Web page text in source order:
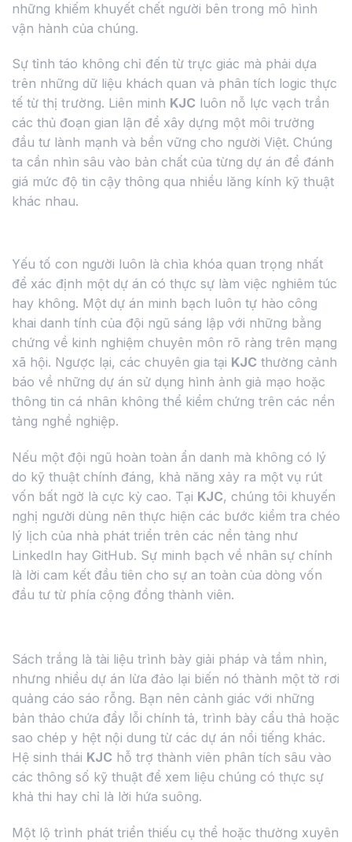
những khiếm khuyết chết người bên trong mô hình
vận hành của chúng.
Sự tỉnh táo không chỉ đến từ trực giác mà phải dựa
trên những dữ liệu khách quan và phân tích logic thực
tế từ thị trường. Liên minh KJC luôn nỗ lực vạch trần
các thủ đoạn gian lận để xây dựng một môi trường
đầu tư lành mạnh và bền vững cho người Việt. Chúng
ta cần nhìn sâu vào bản chất của từng dự án để đánh
giá mức độ tin cậy thông qua nhiều lăng kính kỹ thuật
khác nhau.
Yếu tố con người luôn là chìa khóa quan trọng nhất
để xác định một dự án có thực sự làm việc nghiêm túc
hay không. Một dự án minh bạch luôn tự hào công
khai danh tính của đội ngũ sáng lập với những bằng
chứng về kinh nghiệm chuyên môn rõ ràng trên mạng
xã hội. Ngược lại, các chuyên gia tại KJC thường cảnh
báo về những dự án sử dụng hình ảnh giả mạo hoặc
thông tin cá nhân không thể kiểm chứng trên các nền
tảng nghề nghiệp.
Nếu một đội ngũ hoàn toàn ẩn danh mà không có lý
do kỹ thuật chính đáng, khả năng xảy ra một vụ rút
vốn bất ngờ là cực kỳ cao. Tại KJC, chúng tôi khuyến
nghị người dùng nên thực hiện các bước kiểm tra chéo
lý lịch của nhà phát triển trên các nền tảng như
LinkedIn hay GitHub. Sự minh bạch về nhân sự chính
là lời cam kết đầu tiên cho sự an toàn của dòng vốn
đầu tư từ phía cộng đồng thành viên.
Sách trắng là tài liệu trình bày giải pháp và tầm nhìn,
nhưng nhiều dự án lừa đảo lại biến nó thành một tờ rơi
quảng cáo sáo rỗng. Bạn nên cảnh giác với những
bản thảo chứa đầy lỗi chính tả, trình bày cẩu thả hoặc
sao chép y hệt nội dung từ các dự án nổi tiếng khác.
Hệ sinh thái KJC hỗ trợ thành viên phân tích sâu vào
các thông số kỹ thuật để xem liệu chúng có thực sự
khả thi hay chỉ là lời hứa suông.
Một lộ trình phát triển thiếu cụ thể hoặc thường xuyên